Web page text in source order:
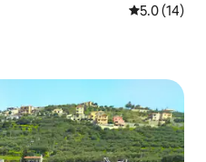
คะแนนเฉลี่ย
5.0 (14)